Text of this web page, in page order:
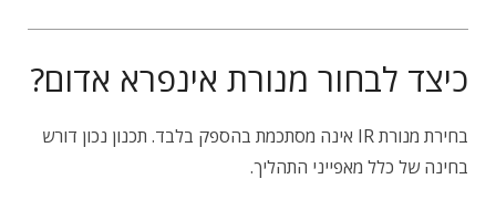
כיצד לבחור מנורת אינפרא אדום?
בחירת מנורת IR אינה מסתכמת בהספק בלבד. תכנון נכון דורש
בחינה של כלל מאפייני התהליך.